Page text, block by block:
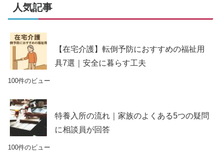
人気記事
【在宅介護】転倒予防におすすめの福祉用
具7選｜安全に暮らす工夫
100件のビュー
特養入所の流れ｜家族のよくある5つの疑問
に相談員が回答
100件のビュー